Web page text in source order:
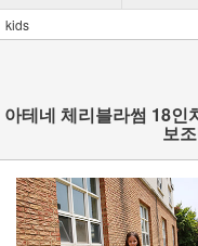
kids
아테네 체리블라썸 18인
보